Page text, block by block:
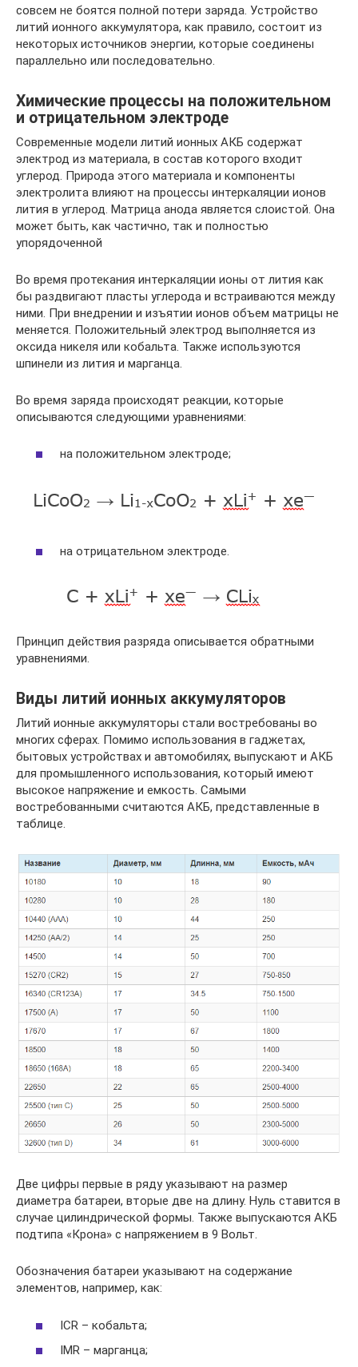
совсем не боятся полной потери заряда. Устройство
литий ионного аккумулятора, как правило, состоит из
некоторых источников энергии, которые соединены
параллельно или последовательно.
Химические процессы на положительном
и отрицательном электроде
Современные модели литий ионных АКБ содержат
электрод из материала, в состав которого входит
углерод. Природа этого материала и компоненты
электролита влияют на процессы интеркаляции ионов
лития в углерод. Матрица анода является слоистой. Она
может быть, как частично, так и полностью
упорядоченной
Во время протекания интеркаляции ионы от лития как
бы раздвигают пласты углерода и встраиваются между
ними. При внедрении и изъятии ионов объем матрицы не
меняется. Положительный электрод выполняется из
оксида никеля или кобальта. Также используются
шпинели из лития и марганца.
Во время заряда происходят реакции, которые
описываются следующими уравнениями:
на положительном электроде;
на отрицательном электроде.
Принцип действия разряда описывается обратными
уравнениями.
Виды литий ионных аккумуляторов
Литий ионные аккумуляторы стали востребованы во
многих сферах. Помимо использования в гаджетах,
бытовых устройствах и автомобилях, выпускают и АКБ
для промышленного использования, который имеют
высокое напряжение и емкость. Самыми
востребованными считаются АКБ, представленные в
таблице.
Две цифры первые в ряду указывают на размер
диаметра батареи, вторые две на длину. Нуль ставится в
случае цилиндрической формы. Также выпускаются АКБ
подтипа «Крона» с напряжением в 9 Вольт.
Обозначения батареи указывают на содержание
элементов, например, как:
ICR – кобальта;
IMR – марганца;